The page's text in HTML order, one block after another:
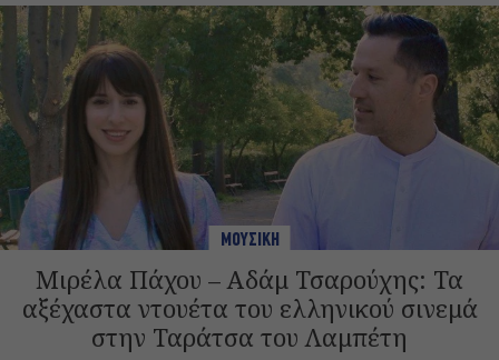
ΜΟΥΣΙΚΗ
Μιρέλα Πάχου – Αδάμ Τσαρούχης: Τα
αξέχαστα ντουέτα του ελληνικού σινεμά
στην Ταράτσα του Λαμπέτη